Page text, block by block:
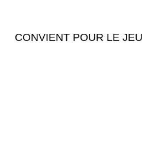
CONVIENT POUR LE JEU